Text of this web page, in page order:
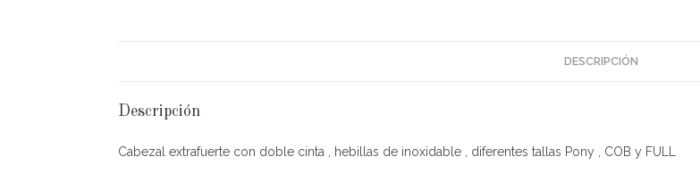
DESCRIPCIÓN
Descripción
Cabezal extrafuerte con doble cinta , hebillas de inoxidable , diferentes tallas Pony , COB y FULL